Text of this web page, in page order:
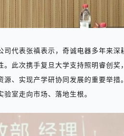
司代表张禛表示，奇诚电器多年来
。此次携手复旦大学支持照明睿创奖
源、实现产学研协同发展的重要举
室走向市场、落地生根。